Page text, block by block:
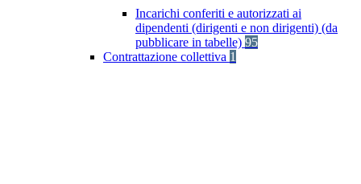
Incarichi conferiti e autorizzati ai
dipendenti (dirigenti e non dirigenti) (da
pubblicare in tabelle) 95
Contrattazione collettiva 1